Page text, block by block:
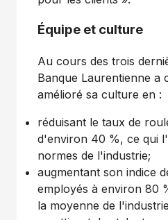
Équipe et culture
Au cours des trois
Banque Laurentienne a
amélioré sa culture en :
réduisant le taux de
d'environ 40 %, ce qui
normes de l'industrie;
augmentant son indice
employés à environ 80
la moyenne de